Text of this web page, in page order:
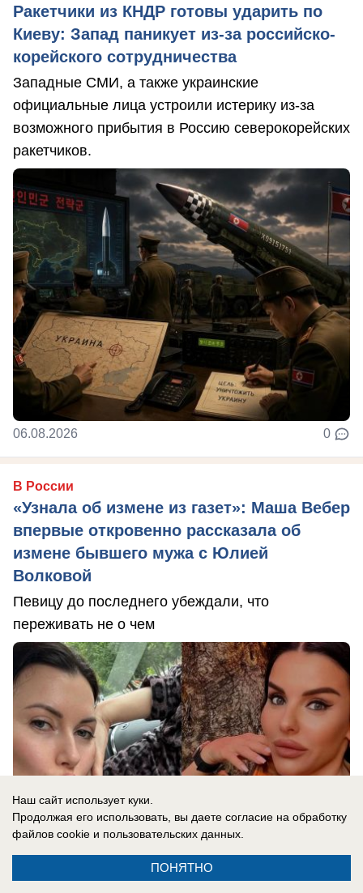
Ракетчики из КНДР готовы ударить по
Киеву: Запад паникует из-за российско-
корейского сотрудничества
Западные СМИ, а также украинские
официальные лица устроили истерику из-за
возможного прибытия в Россию северокорейских
ракетчиков.
06.08.2026 0
В России
«Узнала об измене из газет»: Маша Вебер
впервые откровенно рассказала об
измене бывшего мужа с Юлией
Волковой
Певицу до последнего убеждали, что
переживать не о чем
Наш сайт использует куки.
Продолжая его использовать, вы даете согласие на обработку
файлов cookie и пользовательских данных.
ПОНЯТНО